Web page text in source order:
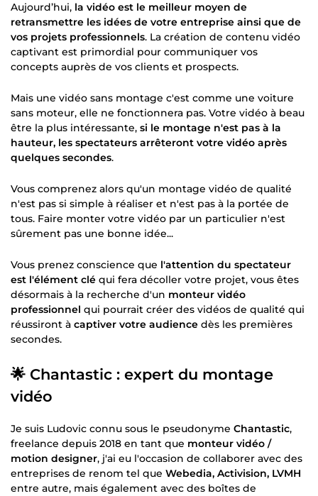
Aujourd’hui, la vidéo est le meilleur moyen de
retransmettre les idées de votre entreprise ainsi que de
vos projets professionnels. La création de contenu vidéo
captivant est primordial pour communiquer vos
concepts auprès de vos clients et prospects.
Mais une vidéo sans montage c'est comme une voiture
sans moteur, elle ne fonctionnera pas. Votre vidéo à beau
être la plus intéressante, si le montage n'est pas à la
hauteur, les spectateurs arrêteront votre vidéo après
quelques secondes.
Vous comprenez alors qu'un montage vidéo de qualité
n'est pas si simple à réaliser et n'est pas à la portée de
tous. Faire monter votre vidéo par un particulier n'est
sûrement pas une bonne idée...
Vous prenez conscience que l'attention du spectateur
est l'élément clé qui fera décoller votre projet, vous êtes
désormais à la recherche d'un monteur vidéo
professionnel qui pourrait créer des vidéos de qualité qui
réussiront à captiver votre audience dès les premières
secondes.
🌟 Chantastic : expert du montage
vidéo
Je suis Ludovic connu sous le pseudonyme Chantastic,
freelance depuis 2018 en tant que monteur vidéo /
motion designer, j'ai eu l'occasion de collaborer avec des
entreprises de renom tel que Webedia, Activision, LVMH
entre autre, mais également avec des boîtes de